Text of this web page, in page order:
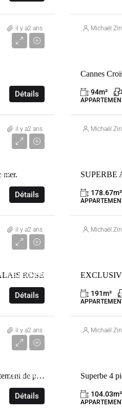
il y a2 ans Michaël
Détails
il y a2 ans
Cannes
94m²
Michaël
mer.
Détails
il y a2 ans
178.67m²
Michaël
LE VÉSINET
ROSE
Détails
il y a2 ans
191m²
Michaël
LYON 6ÈMELyon 6 – Porte des enfants du Rhône – Appartement de prestige de plus de 230 m2
Détails 104.03m²